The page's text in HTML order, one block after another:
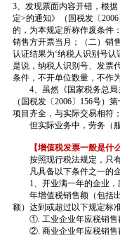
3、发现票面内容开错，根
定>的通知》（国税发〔
的，为本规定所称作废条件
销售方开票当月；（二）销
认证结果为‘纳税人识别号认
是说，纳税人识别号、发票
条件，不开单位数量，不作
4、虽然《国家税务总局
（国税发〔2006〕156号
项目齐全，与实际交易相符；
但实际业务中，劳务（服
【增值税发票一般是什
按照现行税法规定，只有
凡具备以下条件之一的企
1、开业满一年的企业，
年增值税销售额（包括出
额）达到或超过以下规定标
①. 工业企业年应税销售
②. 商业企业年应税销售额